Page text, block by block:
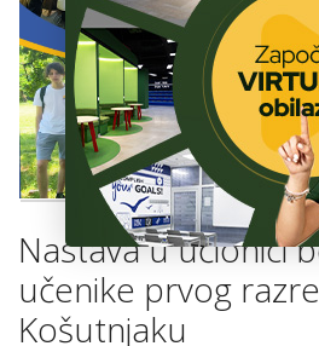
OSNOVNA
ŠKOLA
Nastava u učionici
učenike prvog
Košutnjaku